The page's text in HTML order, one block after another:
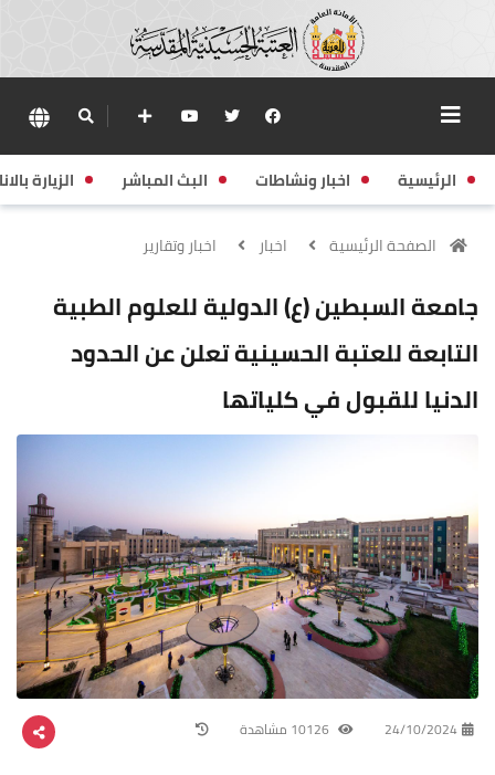
الرئيسية اخبار ونشاطات البث المباشر الزيارة
الصفحة الرئيسية اخبار اخبار وتقارير
جامعة السبطين (ع) الدولية للعلوم الطبية
التابعة للعتبة الحسينية تعلن عن الحدود
الدنيا للقبول في كلياتها
24/10/2024